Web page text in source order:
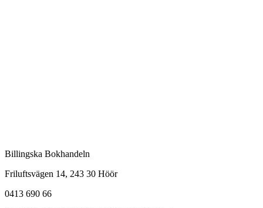
Billingska Bokhandeln
Friluftsvägen 14, 243 30 Höör
0413 690 66